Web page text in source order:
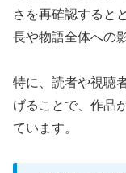
さを再確認すると
長や物語全体への
特に、読者や視聴
げることで、作品
ています。